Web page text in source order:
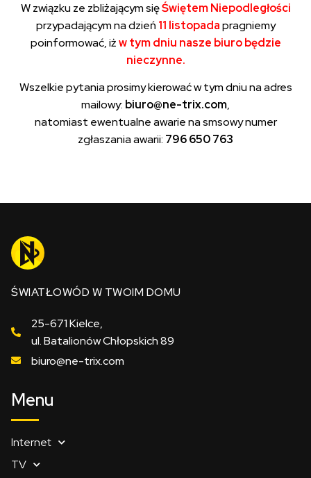
W związku ze zbliżającym sięŚwiętem Niepodległości
przypadającym na dzień 11 listopadapragniemy
poinformować, iżw tym dniu nasze biuro będzie
nieczynne.
Wszelkie pytania prosimy kierować w tym dniu na adres
mailowy: biuro@ne-trix.com,
natomiast ewentualne awarie na smsowy numer
zgłaszania awarii: 796 650 763
ŚWIATŁOWÓD W TWOIM DOMU
25-671 Kielce,
ul. Batalionów Chłopskich 89
biuro@ne-trix.com
Menu
Internet
TV